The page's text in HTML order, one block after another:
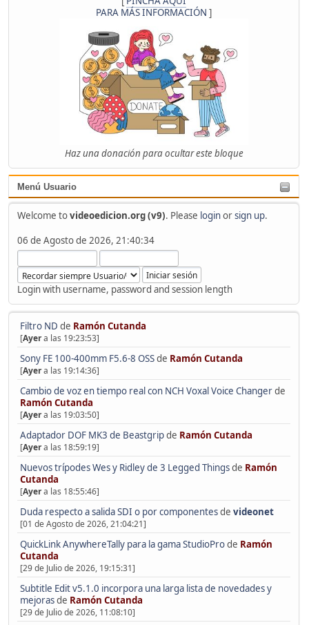
PARA MÁS INFORMACIÓN ]
Haz una donación para ocultar este bloque
Menú Usuario
Welcome tovideoedicion.org (v9). Please loginorsign up.
06 de Agosto de 2026, 21:40:34
Login with username, password and session length
Filtro ND de Ramón Cutanda
[Ayera las 19:23:53]
Sony FE 100-400mm F5.6-8 OSSde Ramón Cutanda
[Ayera las 19:14:36]
Cambio de voz en tiempo real con NCH Voxal Voice Changerde
Ramón Cutanda
[Ayera las 19:03:50]
Adaptador DOF MK3 de Beastgripde Ramón Cutanda
[Ayera las 18:59:19]
Nuevos trípodes Wes y Ridley de 3 Legged Thingsde Ramón
Cutanda
[Ayera las 18:55:46]
Duda respecto a salida SDI o por componentesde videonet
[01 de Agosto de 2026, 21:04:21]
QuickLink AnywhereTally para la gama StudioProde Ramón
Cutanda
[29 de Julio de 2026, 19:15:31]
Subtitle Edit v5.1.0 incorpora una larga lista de novedades y
mejorasde Ramón Cutanda
[29 de Julio de 2026, 11:08:10]